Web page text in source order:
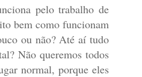
pelo trabalho de
bem como funcionam
ou não? Até aí tudo
Não queremos todos
normal, porque eles